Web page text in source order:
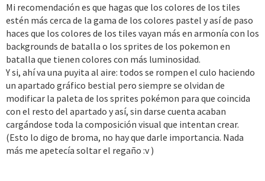
encarecidamente leer bien la sinopsis para entender "lo que
quiero hacer" y tener "un mejor contexto", tomen en cuenta las
comillas y blabla. Saludos a todos.
Me gustaría que dejaran su opinión y den feedback, comentar y
reaccionar no te quitará mucho tiempo, eh.
Me despido, nos vemos en otro DraicoPost (?)
Spoiler
~ Paz
Mi recomendación es que hagas que los colores de los tiles
estén más cerca de la gama de los colores pastel y así de paso
haces que los colores de los tiles vayan más en armonía con los
backgrounds de batalla o los sprites de los pokemon en
batalla que tienen colores con más luminosidad.
Y si, ahí va una puyita al aire: todos se rompen el culo haciendo
un apartado gráfico bestial pero siempre se olvidan de
modificar la paleta de los sprites pokémon para que coincida
con el resto del apartado y así, sin darse cuenta acaban
cargándose toda la composición visual que intentan crear.
(Esto lo digo de broma, no hay que darle importancia. Nada
más me apetecía soltar el regaño :v )